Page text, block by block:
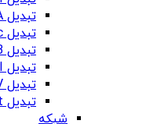
تبدیل VGA
تبدیل type-c
تبدیل USB به LAN
تبدیل DVI
تبدیل RCA-AV
تبدیل Display Port
شبکه